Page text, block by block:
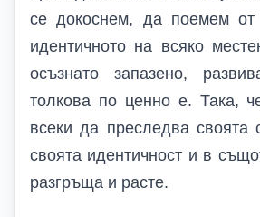
се докоснем, да поемем от
идентичното на всяко
осъзнато запазено,
толкова по ценно е. Така,
всеки да преследва своята
своята идентичност и в
разгръща и расте.